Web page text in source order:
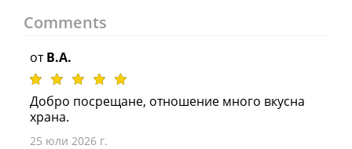
Comments
отB.A.
Добро посрещане, отношение много вкусна
храна.
25 юли 2026 г.